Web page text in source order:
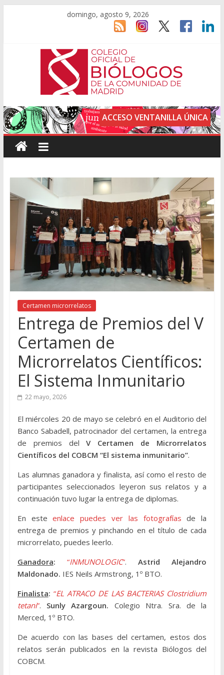
domingo, agosto 9, 2026
ACCESO VENTANILLA ÚNICA
Certamen microrrelatos
Entrega de Premios del V
Certamen de
Microrrelatos Científicos:
El Sistema Inmunitario
22 mayo, 2026
El miércoles 20 de mayo se celebró en el Auditorio del
Banco Sabadell, patrocinador del certamen, la entrega
de premios delV Certamen de Microrrelatos
Científicos del COBCM “El sistema inmunitario”.
Las alumnas ganadora y finalista, así como el resto de
participantes seleccionados leyeron sus relatos y a
continuación tuvo lugar la entrega de diplomas.
En esteenlace puedes ver las fotografías de la
entrega de premios y pinchando en el título de cada
microrrelato, puedes leerlo.
Ganadora: “INMUNOLOGIC”.Astrid Alejandro
Maldonado. IES Neils Armstrong, 1º BTO.
Finalista: “EL ATRACO DE LAS BACTERIAS Clostridium
tetani”. Sunly Azargoun. Colegio Ntra. Sra. de la
Merced, 1º BTO.
De acuerdo con las bases del certamen, estos dos
relatos serán publicados en la revista Biólogos del
COBCM.